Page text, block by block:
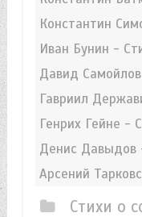
Константин
Иван Бунин -
Давид
Гавриил
Генрих Гейне -
Денис Давыдов
Арсений
Стихи о